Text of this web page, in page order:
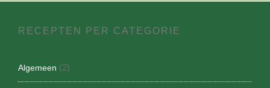
RECEPTEN PER CATEGORIE
Algemeen (2)